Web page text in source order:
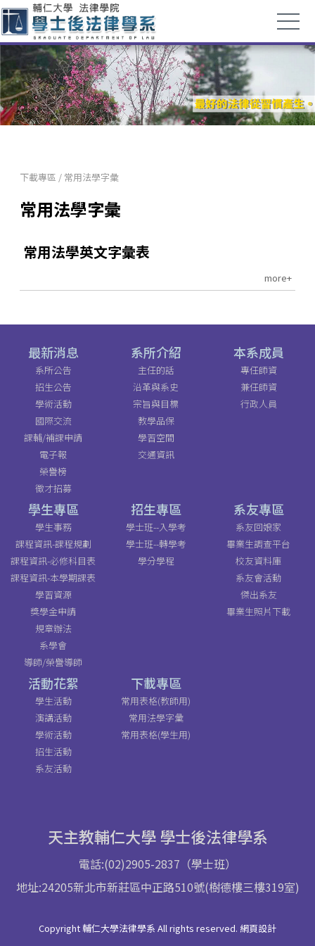
下載專區 / 常用法學字彙
常用法學字彙
常用法學英文字彙表
more+
最新消息
系所公告
招生公告
學術活動
國際交流
課輔/補課申請
電子報
榮譽榜
徵才招募
系所介紹
主任的話
沿革與系史
宗旨與目標
教學品保
學習空間
交通資訊
本系成員
專任師資
兼任師資
行政人員
學生專區
學生事務
課程資訊-課程規劃
課程資訊-必修科目表
課程資訊-本學期課表
學習資源
獎學金申請
規章辦法
系學會
導師/榮譽導師
招生專區
學士班--入學考
學士班--轉學考
學分學程
系友專區
系友回娘家
畢業生調查平台
校友資料庫
系友會活動
傑出系友
畢業生照片下載
活動花絮
學生活動
演講活動
學術活動
招生活動
系友活動
下載專區
常用表格(教師用)
常用法學字彙
常用表格(學生用)
天主教輔仁大學 學士後法律學系
電話:(02)2905-2837（學士班）
地址:24205新北市新莊區中正路510號(樹德樓三樓319室)
Copyright 輔仁大學法律學系 All rights reserved. 網頁設計